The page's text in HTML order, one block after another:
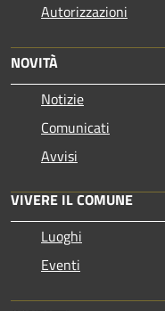
Autorizzazioni
NOVITÀ
Notizie
Comunicati
Avvisi
VIVERE IL COMUNE
Luoghi
Eventi